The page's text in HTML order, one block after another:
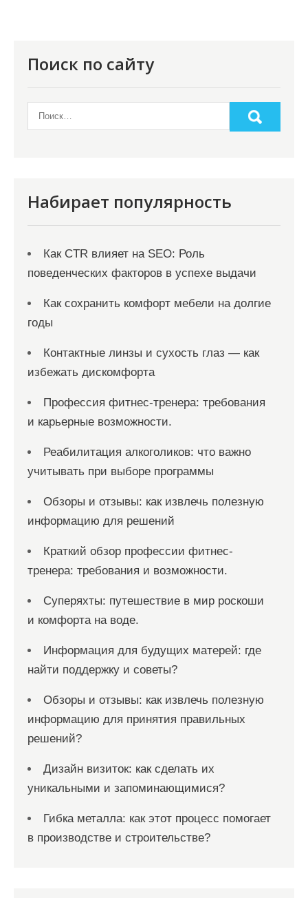
м
Поиск по сайту
Набирает популярность
Как CTR влияет на SEO: Роль
поведенческих факторов в успехе выдачи
Как сохранить комфорт мебели на долгие
годы
Контактные линзы и сухость глаз — как
избежать дискомфорта
Профессия фитнес-тренера: требования
и карьерные возможности.
Реабилитация алкоголиков: что важно
учитывать при выборе программы
Обзоры и отзывы: как извлечь полезную
информацию для решений
Краткий обзор профессии фитнес-
тренера: требования и возможности.
Суперяхты: путешествие в мир роскоши
и комфорта на воде.
Информация для будущих матерей: где
найти поддержку и советы?
Обзоры и отзывы: как извлечь полезную
информацию для принятия правильных
решений?
Дизайн визиток: как сделать их
уникальными и запоминающимися?
Гибка металла: как этот процесс помогает
в производстве и строительстве?